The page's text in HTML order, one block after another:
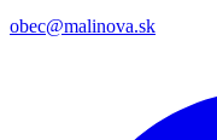
obec@malinova.sk